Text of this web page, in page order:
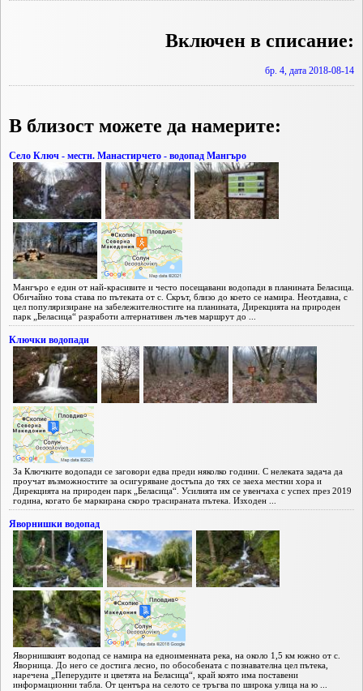
Включен в списание:
бр. 4, дата 2018-08-14
В близост можете да намерите:
Село Ключ - местн. Манастирчето - водопад Мангъро
Мангъро е един от най-красивите и често посещавани водопади в планината Беласица.
Обичайно това става по пътеката от с. Скрът, близо до което се намира. Неотдавна, с
цел популяризиране на забележителностите на планината, Дирекцията на природен
парк „Беласица“ разработи алтернативен лъчев маршрут до ...
Ключки водопади
За Ключките водопади се заговори едва преди няколко години. С нелеката задача да
проучат възможностите за осигуряване достъпа до тях се заеха местни хора и
Дирекцията на природен парк „Беласица“. Усилията им се увенчаха с успех през 2019
година, когато бе маркирана скоро трасираната пътека. Изходен ...
Яворнишки водопад
Яворнишкият водопад се намира на едноименната река, на около 1,5 км южно от с.
Яворница. До него се достига лесно, по обособената с познавателна цел пътека,
наречена „Пеперудите и цветята на Беласица“, край която има поставени
информационни табла. От центъра на селото се тръгва по широка улица на ю ...